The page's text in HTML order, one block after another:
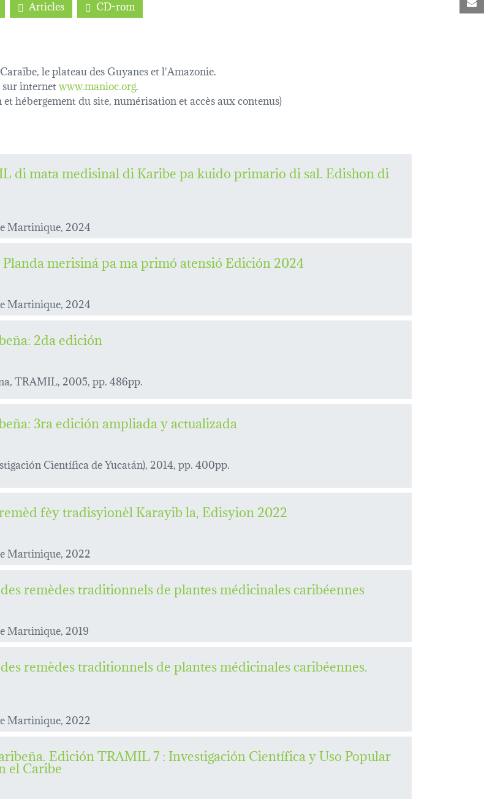
Articles CD-rom
le plateau des Guyanes et l'Amazonie.
sur internetwww.manioc.org.
hébergement du site, numérisation et accès aux contenus)
di mata medisinal di Karibe pa kuido primario di sal. Edishon di
Martinique, 2024
merisiná pa ma primó atensió Edición 2024
Martinique, 2024
2da edición
TRAMIL, 2005, pp. 486pp.
3ra edición ampliada y actualizada
Científica de Yucatán), 2014, pp. 400pp.
fèy tradisyionèl Karayib la, Edisyion 2022
Martinique, 2022
remèdes traditionnels de plantes médicinales caribéennes
Martinique, 2019
remèdes traditionnels de plantes médicinales caribéennes.
Martinique, 2022
Edición TRAMIL 7 : Investigación Científica y Uso Popular
el Caribe